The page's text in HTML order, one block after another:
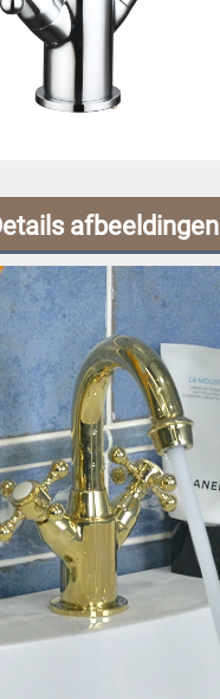
afbeeldingen